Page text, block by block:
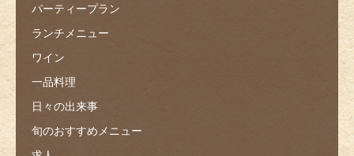
パーティープラン
ランチメニュー
ワイン
一品料理
日々の出来事
旬のおすすめメニュー